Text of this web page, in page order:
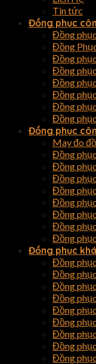
Tin tức
Đồng phục
Đồng
Đồng
Đồng
Đồng
Đồng
Đồng
Đồng
Đồng
Đồng phục
May đo
Đồng
Đồng
Đồng
Đồng
Đồng
Đồng
Đồng
Đồng
Đồng phục
Đồng
Đồng
Đồng
Đồng
Đồng
Đồng
Đồng
Đồng
Đồng